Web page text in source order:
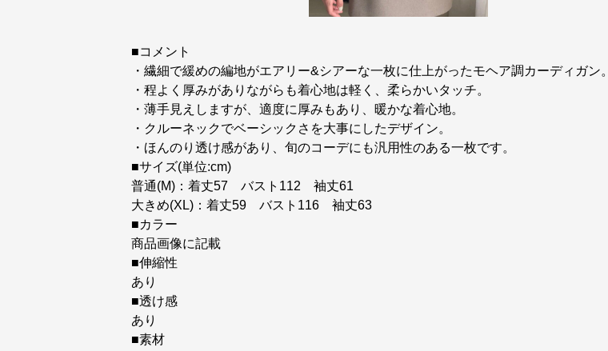
■コメント
・繊細で緩めの編地がエアリー&シアーな一枚に仕上がったモヘア調カーディガン。
・程よく厚みがありながらも着心地は軽く、柔らかいタッチ。
・薄手見えしますが、適度に厚みもあり、暖かな着心地。
・クルーネックでベーシックさを大事にしたデザイン。
・ほんのり透け感があり、旬のコーデにも汎用性のある一枚です。
■サイズ(単位:cm)
普通(M)：着丈57 バスト112 袖丈61
大きめ(XL)：着丈59 バスト116 袖丈63
■カラー
商品画像に記載
■伸縮性
あり
■透け感
あり
■素材